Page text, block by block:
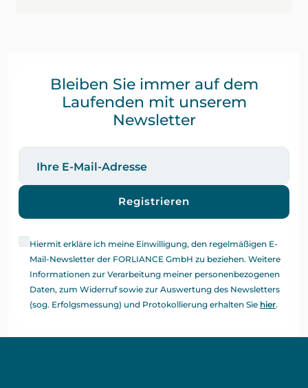
Bleiben Sie immer auf dem
Laufenden mit unserem
Newsletter
Registrieren
Hiermit erkläre ich meine Einwilligung, den regelmäßigen E-
Mail-Newsletter der FORLIANCE GmbH zu beziehen. Weitere
Informationen zur Verarbeitung meiner personenbezogenen
Daten, zum Widerruf sowie zur Auswertung des Newsletters
(sog. Erfolgsmessung) und Protokollierung erhalten Sie hier.